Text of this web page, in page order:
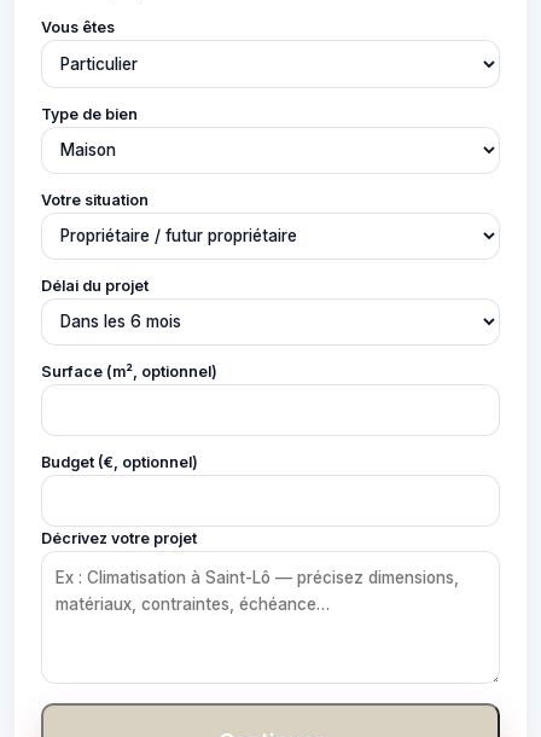
Vous êtes
Type de bien
Votre situation
Délai du projet
Surface (m², optionnel)
Budget (€, optionnel)
Décrivez votre projet